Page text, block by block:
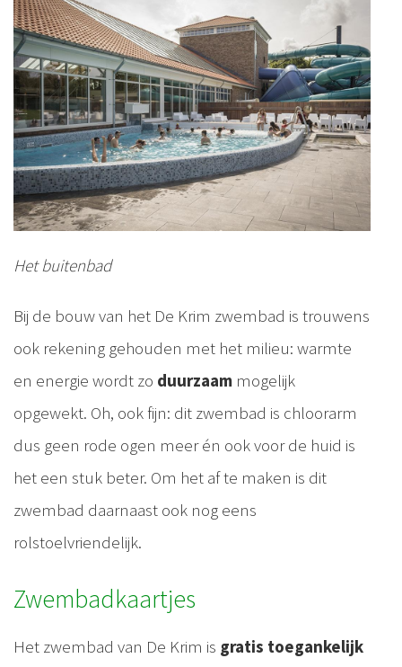
Het buitenbad
Bij de bouw van het De Krim zwembad is trouwens
ook rekening gehouden met het milieu: warmte
en energie wordt zo duurzaam mogelijk
opgewekt. Oh, ook fijn: dit zwembad is chloorarm
dus geen rode ogen meer én ook voor de huid is
het een stuk beter. Om het af te maken is dit
zwembad daarnaast ook nog eens
rolstoelvriendelijk.
Zwembadkaartjes
Het zwembad van De Krim is gratis toegankelijk